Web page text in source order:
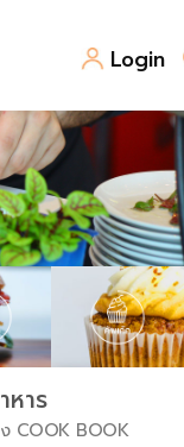
Login
หาร
COOK BOOK